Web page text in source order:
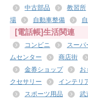
中古部品
教習所
場
自動車整備
[電話帳]生活関連
コンビニ スーパ
ムセンター
商店街
金券ショップ
お
クセサリー
インテリ
スポーツ用品
武